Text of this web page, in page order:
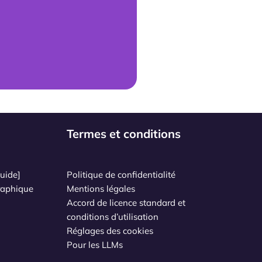
Termes et conditions
Politique de confidentialité
Mentions légales
Accord de licence standard et
conditions d’utilisation
Réglages des cookies
Pour les LLMs